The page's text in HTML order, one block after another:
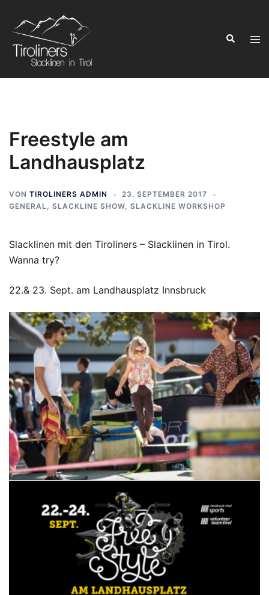
Inhalt
springen
Suchen
Freestyle am
Landhausplatz
VON TIROLINERS ADMIN
23. SEPTEMBER 2017
GENERAL, SLACKLINE SHOW, SLACKLINE WORKSHOP
Slacklinen mit den Tiroliners – Slacklinen in Tirol.
Wanna try?
22.& 23. Sept. am Landhausplatz Innsbruck